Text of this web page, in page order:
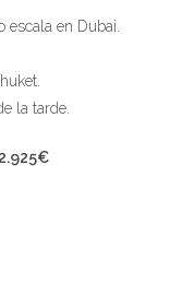
escala en Dubai.
la tarde.
€